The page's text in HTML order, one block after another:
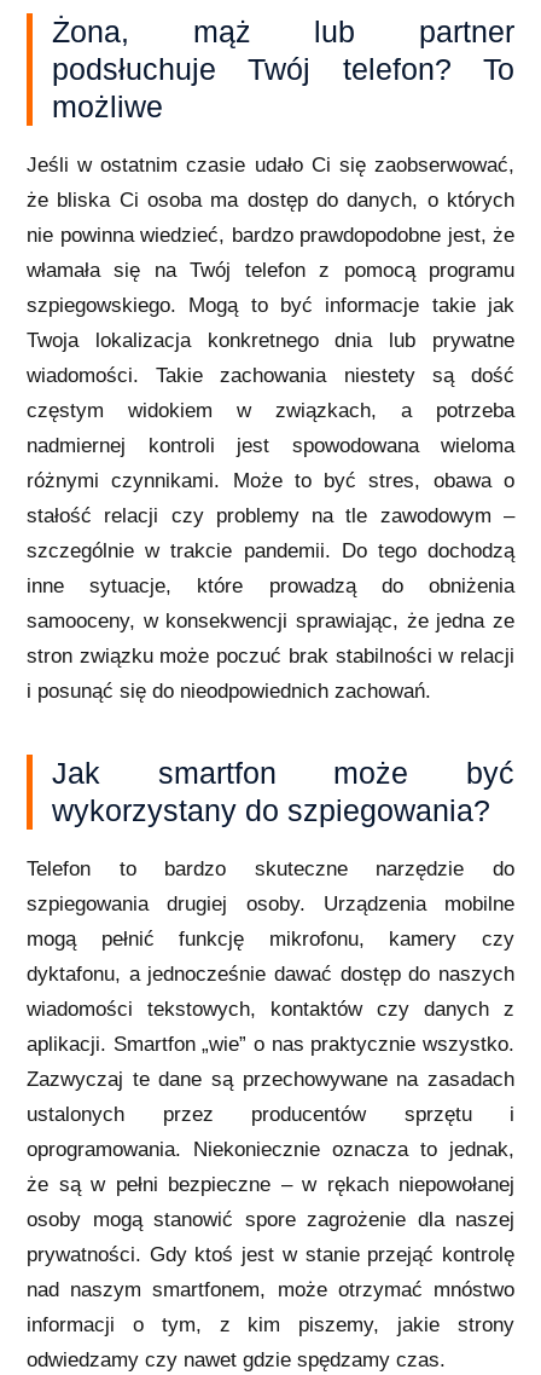
Żona, mąż lub partner
podsłuchuje Twój telefon? To
możliwe
Jeśli w ostatnim czasie udało Ci się zaobserwować,
że bliska Ci osoba ma dostęp do danych, o których
nie powinna wiedzieć, bardzo prawdopodobne jest, że
włamała się na Twój telefon z pomocą programu
szpiegowskiego. Mogą to być informacje takie jak
Twoja lokalizacja konkretnego dnia lub prywatne
wiadomości. Takie zachowania niestety są dość
częstym widokiem w związkach, a potrzeba
nadmiernej kontroli jest spowodowana wieloma
różnymi czynnikami. Może to być stres, obawa o
stałość relacji czy problemy na tle zawodowym –
szczególnie w trakcie pandemii. Do tego dochodzą
inne sytuacje, które prowadzą do obniżenia
samooceny, w konsekwencji sprawiając, że jedna ze
stron związku może poczuć brak stabilności w relacji
i posunąć się do nieodpowiednich zachowań.
Jak smartfon może być
wykorzystany do szpiegowania?
Telefon to bardzo skuteczne narzędzie do
szpiegowania drugiej osoby. Urządzenia mobilne
mogą pełnić funkcję mikrofonu, kamery czy
dyktafonu, a jednocześnie dawać dostęp do naszych
wiadomości tekstowych, kontaktów czy danych z
aplikacji. Smartfon „wie” o nas praktycznie wszystko.
Zazwyczaj te dane są przechowywane na zasadach
ustalonych przez producentów sprzętu i
oprogramowania. Niekoniecznie oznacza to jednak,
że są w pełni bezpieczne – w rękach niepowołanej
osoby mogą stanowić spore zagrożenie dla naszej
prywatności. Gdy ktoś jest w stanie przejąć kontrolę
nad naszym smartfonem, może otrzymać mnóstwo
informacji o tym, z kim piszemy, jakie strony
odwiedzamy czy nawet gdzie spędzamy czas.